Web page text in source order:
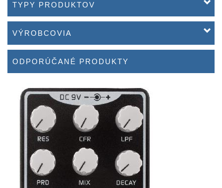
TYPY PRODUKTOV
VÝROBCOVIA
ODPORÚČANÉ PRODUKTY